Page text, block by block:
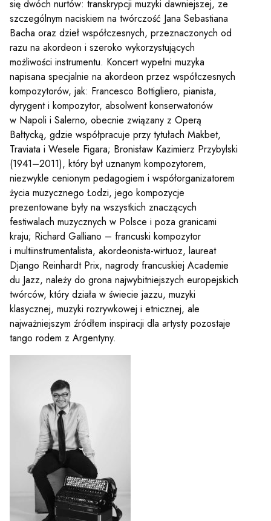
się dwóch nurtów: transkrypcji muzyki dawniejszej, ze
szczególnym naciskiem na twórczość Jana Sebastiana
Bacha oraz dzieł współczesnych, przeznaczonych od
razu na akordeon i szeroko wykorzystujących
możliwości instrumentu. Koncert wypełni muzyka
napisana specjalnie na akordeon przez współczesnych
kompozytorów, jak: Francesco Bottigliero, pianista,
dyrygent i kompozytor, absolwent konserwatoriów
w Napoli i Salerno, obecnie związany z Operą
Bałtycką, gdzie współpracuje przy tytułach Makbet,
Traviata i Wesele Figara; Bronisław Kazimierz Przybylski
(1941–2011), który był uznanym kompozytorem,
niezwykle cenionym pedagogiem i współorganizatorem
życia muzycznego Łodzi, jego kompozycje
prezentowane były na wszystkich znaczących
festiwalach muzycznych w Polsce i poza granicami
kraju; Richard Galliano – francuski kompozytor
i multiinstrumentalista, akordeonista-wirtuoz, laureat
Django Reinhardt Prix, nagrody francuskiej Academie
du Jazz, należy do grona najwybitniejszych europejskich
twórców, który działa w świecie jazzu, muzyki
klasycznej, muzyki rozrywkowej i etnicznej, ale
najważniejszym źródłem inspiracji dla artysty pozostaje
tango rodem z Argentyny.